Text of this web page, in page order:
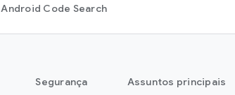
Android Code Search
Segurança Assuntos principais